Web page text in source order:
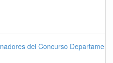
del Concurso